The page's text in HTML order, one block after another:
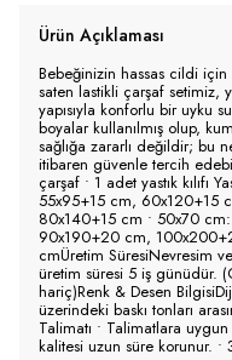
Ürün Açıklaması
Bebeğinizin hassas cildi
saten lastikli çarşaf setimiz,
yapısıyla konforlu bir uyku
boyalar kullanılmış olup,
sağlığa zararlı değildir; bu
itibaren güvenle tercih
çarşaf • 1 adet yastık kılıfı
55x95+15 cm, 60x120+15
80x140+15 cm • 50x70
90x190+20 cm,
cmÜretim SüresiNevresim
üretim süresi 5 iş günüdür.
hariç)Renk & Desen
üzerindeki baskı tonları
Talimatı • Talimatlara
kalitesi uzun süre korunur. •